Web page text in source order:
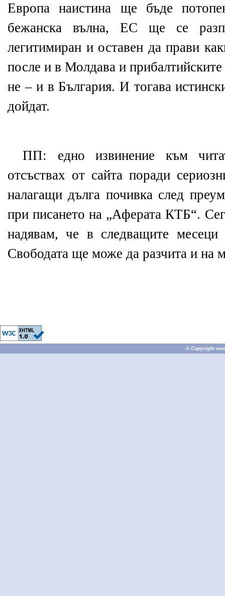
Европа наистина ще бъде
бежанска вълна, ЕС ще се
легитимиран и оставен да прави
после и в Молдава и
не – и в България. И тогава
дойдат.
ПП: едно извинение към
отсъствах от сайта поради
налагащи дълга почивка след
при писането на „Аферата КТБ“.
надявам, че в следващите
Свободата ще може да разчита и на
© Copyright